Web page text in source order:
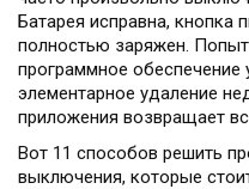
Батарея исправна, кнопка
полностью заряжен.
программное обеспечение
элементарное удаление
приложения возвращает
Вот 11 способов решить
выключения, которые